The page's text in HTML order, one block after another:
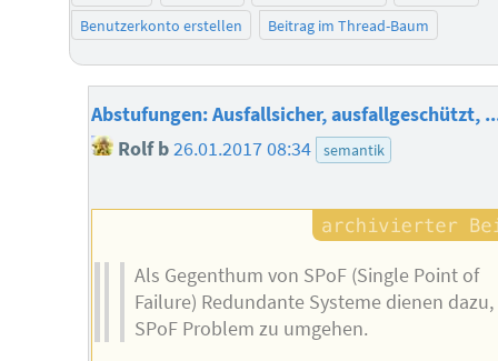
Benutzerkonto erstellen
Beitrag im Thread-Baum
Abstufungen: Ausfallsicher, ausfallgeschützt,
Rolf b26.01.2017 08:34 semantik
Als Gegenthum von SPoF (Single Point of
Failure) Redundante Systeme dienen dazu,
SPoF Problem zu umgehen.